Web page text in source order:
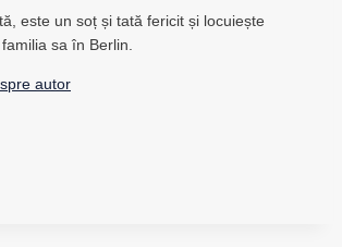
este un soț și tată fericit și locuiește
sa în Berlin.
autor